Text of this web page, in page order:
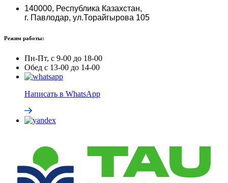
140000, Республика Казахстан,
г. Павлодар, ул.Торайгырова 105
Режим работы:
Пн-Пт, с 9-00 до 18-00
Обед с 13-00 до 14-00
Написать в WhatsApp